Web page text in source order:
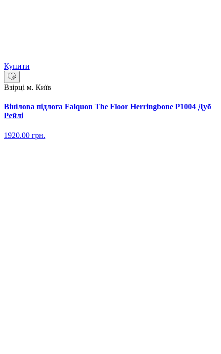
Купити
Взірці м. Київ
Вінілова підлога Falquon The Floor Herringbone P1004 Дуб
Рейлі
1920.00 грн.